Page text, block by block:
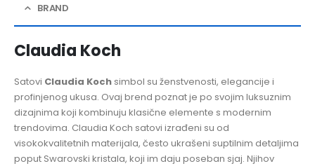
BRAND
Claudia Koch
Satovi Claudia Koch simbol su ženstvenosti, elegancije i
profinjenog ukusa. Ovaj brend poznat je po svojim luksuznim
dizajnima koji kombinuju klasične elemente s modernim
trendovima. Claudia Koch satovi izrađeni su od
visokokvalitetnih materijala, često ukrašeni suptilnim detaljima
poput Swarovski kristala, koji im daju poseban sjaj. Njihov